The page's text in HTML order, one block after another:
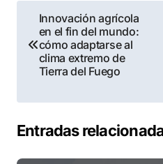
Navegación
de
entradas
Innovación agrícola
en el fin del mundo:
cómo adaptarse al
clima extremo de
Tierra del Fuego
Entradas